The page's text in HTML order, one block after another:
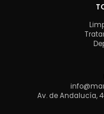
Av. de Andalucía,